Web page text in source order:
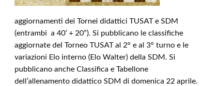
aggiornamenti dei Tornei didattici TUSAT e SDM
(entrambi a 40’ + 20”). Si pubblicano le classifiche
aggiornate del Torneo TUSAT al 2° e al 3° turno e le
variazioni Elo interno (Elo Walter) della SDM. Si
pubblicano anche Classifica e Tabellone
dell’allenamento didattico SDM di domenica 22 aprile.